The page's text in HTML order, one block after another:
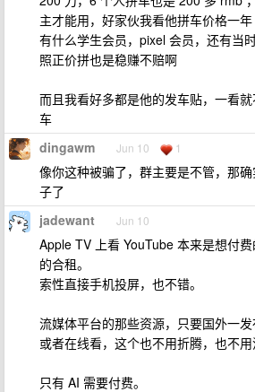
主才能用，好家伙我看他拼车价格一
有什么学生会员，pixel 会员，还有当
照正价拼也是稳赚不赔啊
而且我看好多都是他的发车贴，一看
车
dingawm Jun 10 1
像你这种被骗了，群主要是不管，那
子了
jadewant Jun 10
Apple TV 上看 YouTube 本来是想付
的合租。
索性直接手机投屏，也不错。
流媒体平台的那些资源，只要国外一
或者在线看，这个也不用折腾，也不用
只有 AI 需要付费。